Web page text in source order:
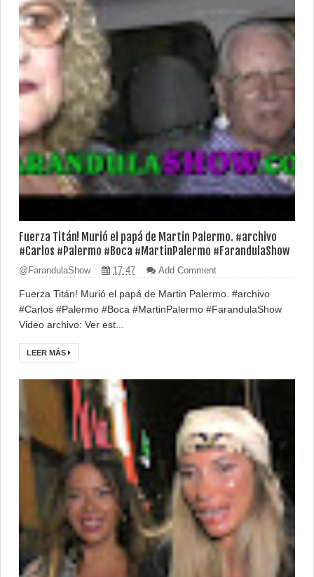
Fuerza Titán! Murió el papá de Martin Palermo. #archivo
#Carlos #Palermo #Boca #MartinPalermo #FarandulaShow
@FarandulaShow 17:47 Add Comment
Fuerza Titán! Murió el papá de Martin Palermo. #archivo
#Carlos #Palermo #Boca #MartinPalermo #FarandulaShow
Video archivo: Ver est...
LEER MÁS